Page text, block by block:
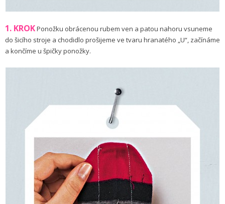
1. KROKPonožku obrácenou rubem ven a patou nahoru vsuneme
do šicího stroje a chodidlo prošijeme ve tvaru hranatého „U“, začínáme
a končíme u špičky ponožky.